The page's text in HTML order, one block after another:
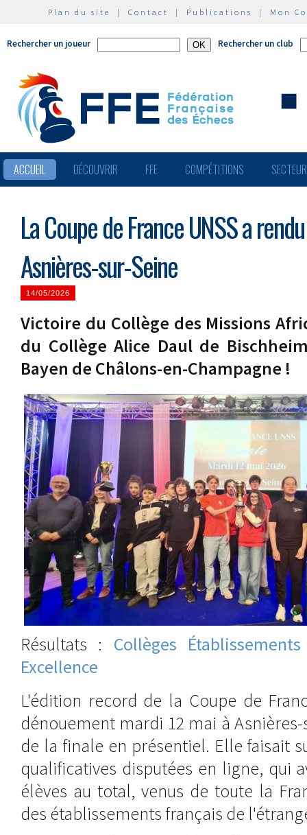
Plan du site | Contact | Publications | Mon
Rechercher un joueur Rechercher un club
ACCUEIL DÉCOUVRIR FFE COMPÉTITIONS
La Coupe de France UNSS a
Asnières-sur-Seine
14/05/2026
Victoire du Collège des Missions
du Collège Alice Daul de
Bayen de Châlons-en-Champagne !
Résultats : Collèges Établissements
Excellence
L'édition record de la Coupe de
dénouement mardi 12 mai à
de la finale en présentiel. Elle faisait
qualificatives disputées en ligne, qui
élèves au total, venus de toute la
des établissements français de